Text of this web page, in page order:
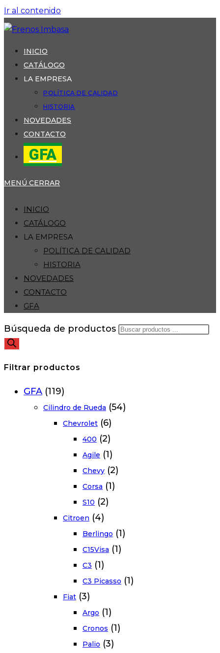
Ir al contenido
INICIO
CATÁLOGO
LA EMPRESA
POLÍTICA DE CALIDAD
HISTORIA
NOVEDADES
CONTACTO
GFA
MENÚ CERRAR
INICIO
CATÁLOGO
LA EMPRESA
POLÍTICA DE CALIDAD
HISTORIA
NOVEDADES
CONTACTO
GFA
Búsqueda de productos
Filtrar productos
GFA (119)
Cilindro de Rueda (54)
Chevrolet (6)
400 (2)
Agile (1)
Chevy (2)
Corsa (1)
S10 (2)
Citroen (4)
Berlingo (1)
C15Visa (1)
C3 (1)
C3 Picasso (1)
Fiat (3)
Argo (1)
Cronos (1)
Palio (3)